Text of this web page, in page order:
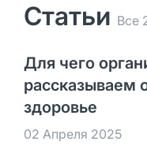
Статьи Все
Для чего
рассказываем
здоровье
02 Апреля 2025